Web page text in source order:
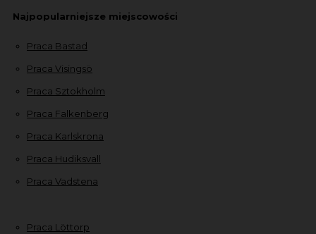
Najpopularniejsze miejscowości
Praca Bastad
Praca Visingsö
Praca Sztokholm
Praca Falkenberg
Praca Karlskrona
Praca Hudiksvall
Praca Vadstena
Praca Löttorp